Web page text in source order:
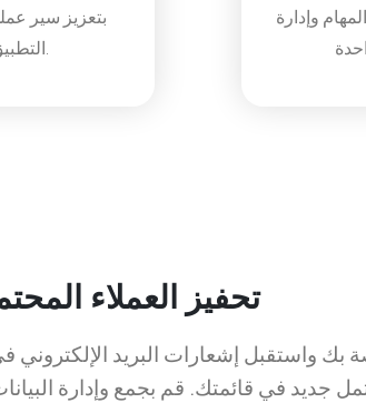
بتعزيز سير
التطبيق المتنوعة.
وإدارة
تحفيز العملاء